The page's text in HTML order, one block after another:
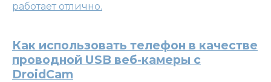
работает отлично.
Как использовать телефон в качестве
проводной USB веб-камеры с
DroidCam